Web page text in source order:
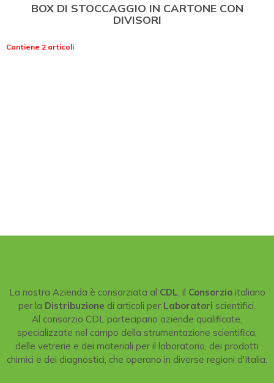
BOX DI STOCCAGGIO IN CARTONE CON
DIVISORI
Contiene 2 articoli
La nostra Azienda è consorziata al CDL , il Consorzioitaliano
per la Distribuzione di articoli per Laboratori scientifici.
Al consorzio CDL partecipano aziende qualificate,
specializzate nel campo della strumentazione scientifica,
delle vetrerie e dei materiali per il laboratorio, dei prodotti
chimici e dei diagnostici, che operano in diverse regioni d'Italia.